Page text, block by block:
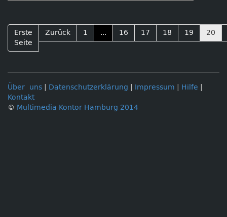
Erste
Seite
Zurück 1 ... 16 17 18 19 20
Über uns Datenschutzerklärung Impressum Hilfe
Kontakt
© Multimedia Kontor Hamburg 2014